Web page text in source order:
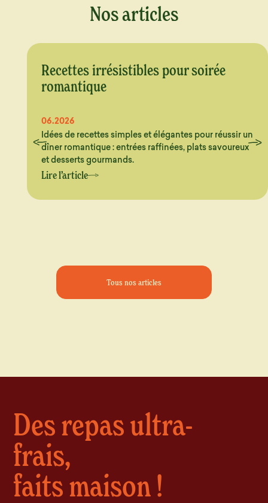
Nos articles
Recettes irrésistibles pour soirée
romantique
06.2026
Idées de recettes simples et élégantes pour réussir un
dîner romantique : entrées raffinées, plats savoureux
et desserts gourmands.
Lire l’article
Tous nos articles
Des repas ultra-
frais,
faits maison !